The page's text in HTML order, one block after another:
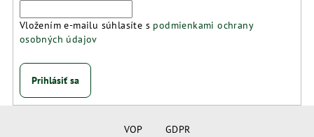
Vložením e-mailu súhlasíte s podmienkami ochrany
osobných údajov
Prihlásiť sa
VOP GDPR